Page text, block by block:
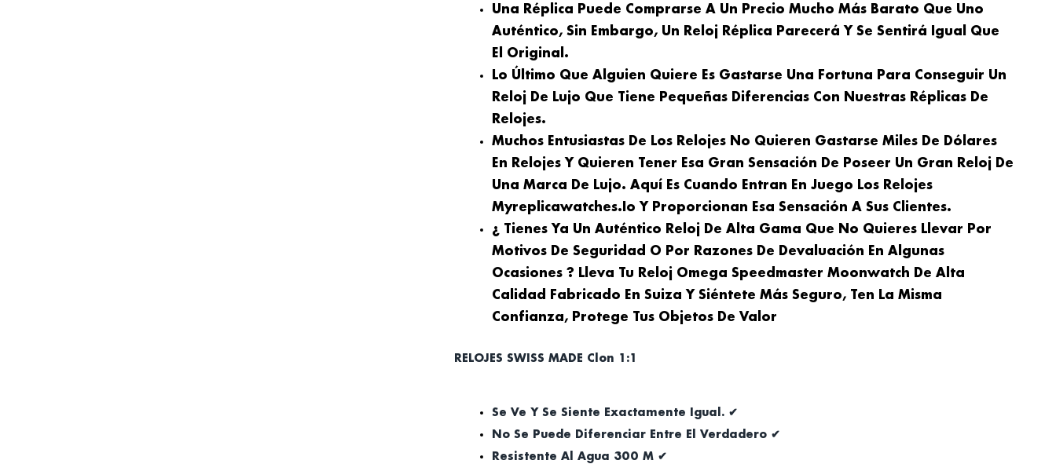
Una Réplica Puede Comprarse A Un Precio Mucho Más Barato Que Uno
Auténtico, Sin Embargo, Un Reloj Réplica Parecerá Y Se Sentirá Igual Que
El Original.
Lo Último Que Alguien Quiere Es Gastarse Una Fortuna Para Conseguir Un
Reloj De Lujo Que Tiene Pequeñas Diferencias Con Nuestras Réplicas De
Relojes.
Muchos Entusiastas De Los Relojes No Quieren Gastarse Miles De Dólares
En Relojes Y Quieren Tener Esa Gran Sensación De Poseer Un Gran Reloj De
Una Marca De Lujo. Aquí Es Cuando Entran En Juego Los Relojes
Myreplicawatches.io Y Proporcionan Esa Sensación A Sus Clientes.
¿ Tienes Ya Un Auténtico Reloj De Alta Gama Que No Quieres Llevar Por
Motivos De Seguridad O Por Razones De Devaluación En Algunas
Ocasiones ? Lleva Tu Reloj Omega Speedmaster Moonwatch De Alta
Calidad Fabricado En Suiza Y Siéntete Más Seguro, Ten La Misma
Confianza, Protege Tus Objetos De Valor
RELOJES SWISS MADE Clon 1:1
Se Ve Y Se Siente Exactamente Igual. ✔
No Se Puede Diferenciar Entre El Verdadero ✔
Resistente Al Agua 300 M ✔